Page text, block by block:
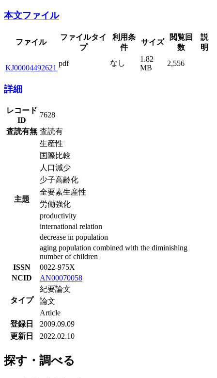
本文ファイル
ファイル
ファイルタイ
プ
利用条
件
サイズ
閲覧回
数
説
明
KJ00004492621
pdf なし
1.82
MB
2,556
詳細
レコード
ID
7628
査読有無 査読有
主題
生産性
国際比較
人口減少
少子高齢化
全要素生産性
労働強化
productivity
international relation
decrease in population
aging population combined with the diminishing
number of children
ISSN
0022-975X
NCID
AN00070058
タイプ
紀要論文
論文
Article
登録日
2009.09.09
更新日
2022.02.10
探す・調べる